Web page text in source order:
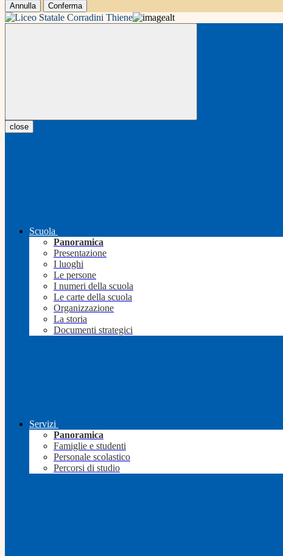
Annulla Conferma
close
Scuola
Panoramica
Presentazione
I luoghi
Le persone
I numeri della scuola
Le carte della scuola
Organizzazione
La storia
Documenti strategici
Servizi
Panoramica
Famiglie e studenti
Personale scolastico
Percorsi di studio